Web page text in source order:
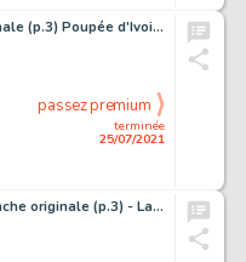
Franz - Planche originale (p.3) Poupée d'Ivoire T1 - Nuits sauvages - (1987)
terminée
25/07/2021
passez premium
Aidans, Eduard - Planche originale (p.3) - La toile et la dague T1 - Le Mort sur le bÃ»cher - (1986)